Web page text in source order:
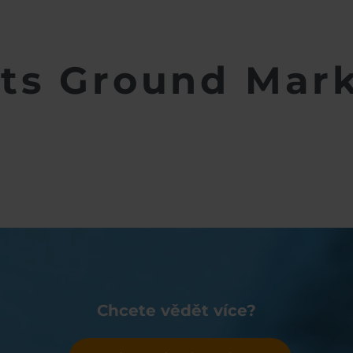
Ground
Chcete vědět více?